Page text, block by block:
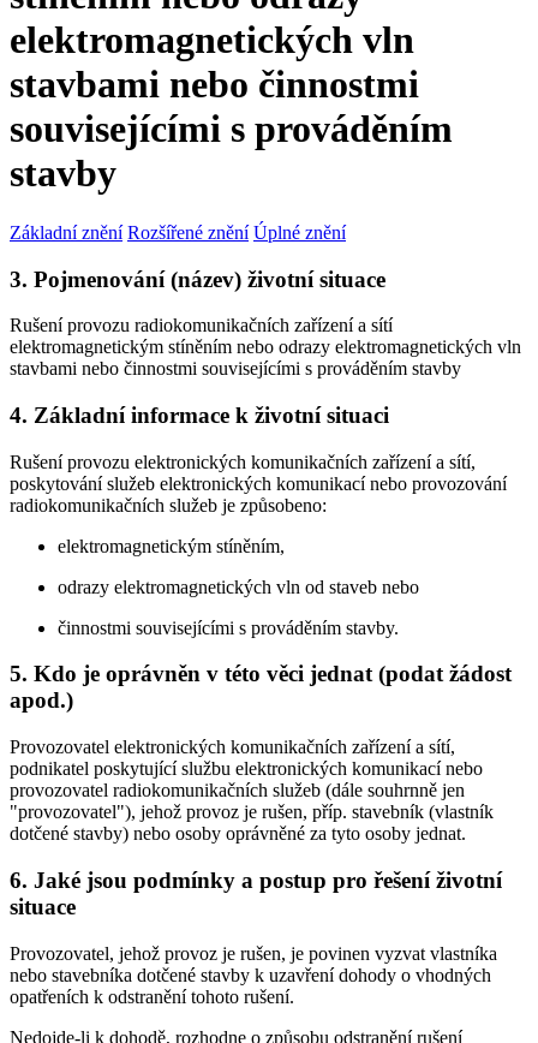
elektromagnetických vln
stavbami nebo činnostmi
souvisejícími s prováděním
stavby
Základní znění Rozšířené znění Úplné znění
3. Pojmenování (název) životní situace
Rušení provozu radiokomunikačních zařízení a sítí
elektromagnetickým stíněním nebo odrazy elektromagnetických vln
stavbami nebo činnostmi souvisejícími s prováděním stavby
4. Základní informace k životní situaci
Rušení provozu elektronických komunikačních zařízení a sítí,
poskytování služeb elektronických komunikací nebo provozování
radiokomunikačních služeb je způsobeno:
elektromagnetickým stíněním,
odrazy elektromagnetických vln od staveb nebo
činnostmi souvisejícími s prováděním stavby.
5. Kdo je oprávněn v této věci jednat (podat žádost
apod.)
Provozovatel elektronických komunikačních zařízení a sítí,
podnikatel poskytující službu elektronických komunikací nebo
provozovatel radiokomunikačních služeb (dále souhrnně jen
"provozovatel"), jehož provoz je rušen, příp. stavebník (vlastník
dotčené stavby) nebo osoby oprávněné za tyto osoby jednat.
6. Jaké jsou podmínky a postup pro řešení životní
situace
Provozovatel, jehož provoz je rušen, je povinen vyzvat vlastníka
nebo stavebníka dotčené stavby k uzavření dohody o vhodných
opatřeních k odstranění tohoto rušení.
Nedojde-li k dohodě, rozhodne o způsobu odstranění rušení